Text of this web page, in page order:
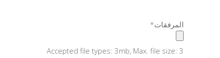
المرفقات*
Accepted file types: 3mb, Max. file size: 3